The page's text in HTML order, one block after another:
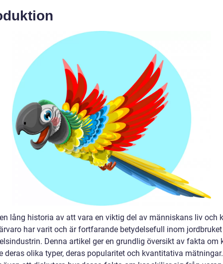
lång historia av att vara en viktig del av människans liv och
har varit och är fortfarande betydelsefull inom
Denna artikel ger en grundlig översikt av fakta om
deras olika typer, deras popularitet och kvantitativa